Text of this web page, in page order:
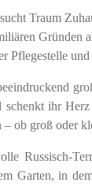
Traum
Gründen
Pflegestelle
schenkt ihr
– ob groß oder
Russisch-
Garten, in